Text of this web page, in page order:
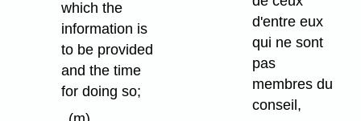
which the
information is
to be provided
and the time
for doing so;
d'entre eux
qui ne sont
pas
membres du
conseil,